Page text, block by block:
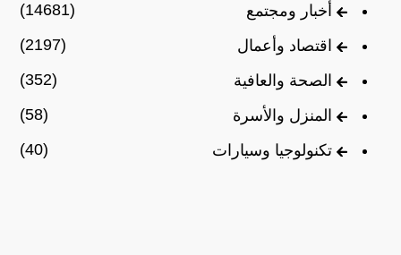
أخبار ومجتمع
(14681)
اقتصاد وأعمال
(2197)
الصحة والعافية
(352)
المنزل والأسرة
(58)
تكنولوجيا وسيارات
(40)